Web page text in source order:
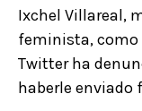
Ixchel Villareal,
feminista, como
Twitter ha
haberle enviado